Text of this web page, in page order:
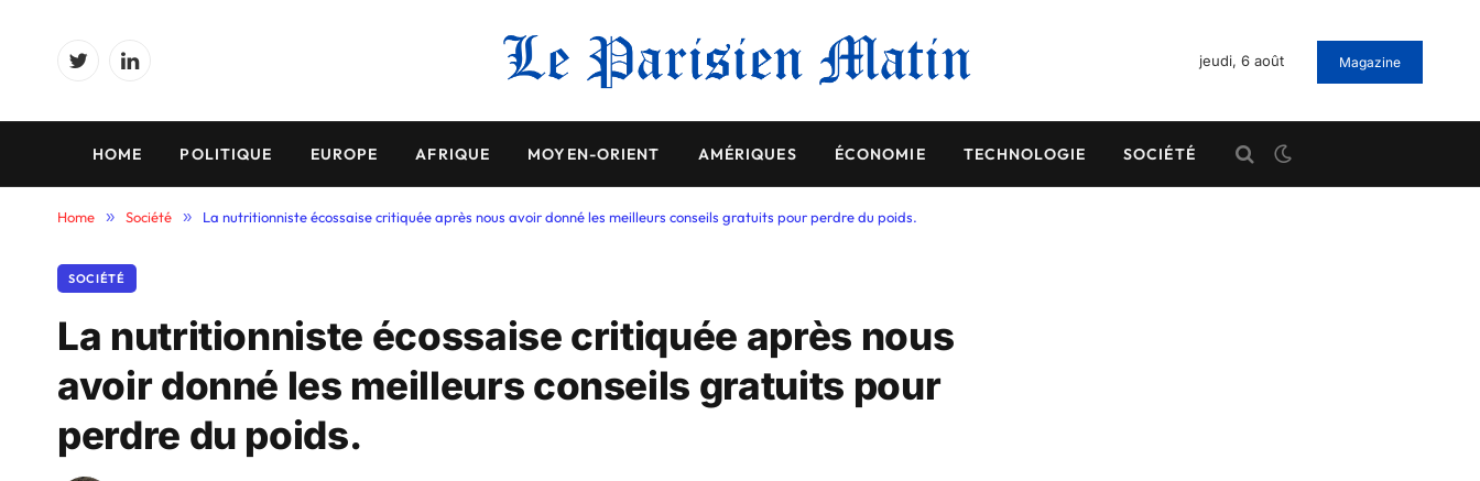
TwitterLinkedIn
jeudi, 6 août Magazine
HOME POLITIQUE EUROPE AFRIQUE MOYEN-ORIENT AMÉRIQUES ÉCONOMIE TECHNOLOGIE SOCIÉTÉ
Home » Société » La nutritionniste écossaise critiquée après nous avoir donné les meilleurs conseils gratuits pour perdre du poids.
SOCIÉTÉ
La nutritionniste écossaise critiquée après nous
avoir donné les meilleurs conseils gratuits pour
perdre du poids.